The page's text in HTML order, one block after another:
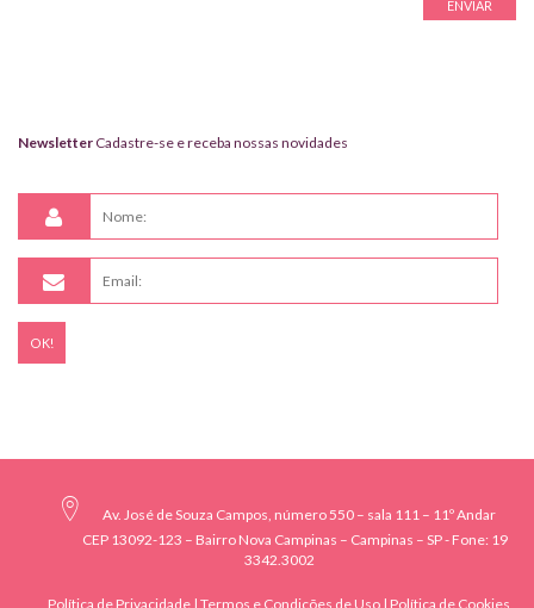
Newsletter Cadastre-se e receba nossas novidades
Av. José de Souza Campos, número 550 – sala 111 – 11º Andar
CEP 13092-123 – Bairro Nova Campinas – Campinas – SP - Fone: 19
3342.3002
Política de Privacidade | Termos e Condições de Uso | Política de Cookies